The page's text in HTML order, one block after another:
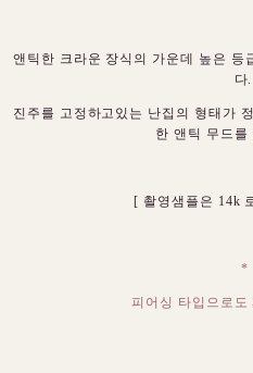
앤틱한 크라운 장식의 가운데 높은 등
다.
진주를 고정하고있는 난집의 형태가
한 앤틱 무드를
[ 촬영샘플은 14k
*
피어싱 타입으로도